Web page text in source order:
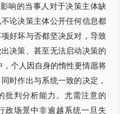
响的当事人对于决策主体缺
论决策主体公开任何信息都
好坏与否都坚决反对，导致
决策、甚至无法启动决策的
，个人因自身的惰性更情愿将
时作出与系统一致的决定，
批判分析能力。尤需注意的
政场景中非逾越系统一旦失